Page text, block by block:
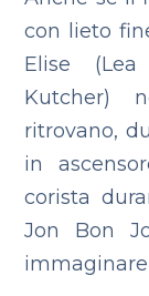
con lieto
Elise
Kutcher)
ritrovano,
in
corista
Jon Bon